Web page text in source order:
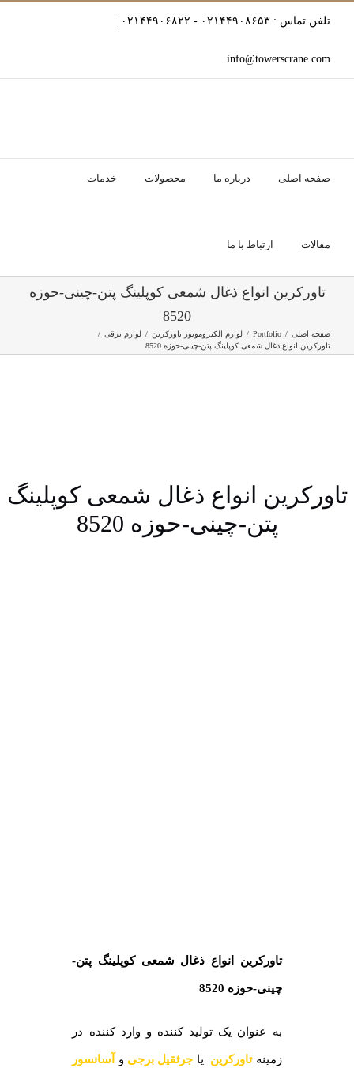
تلفن تماس : ۰۲۱۴۴۹۰۸۶۵۳ - ۰۲۱۴۴۹۰۶۸۲۲
info@towerscrane.com
صفحه اصلی درباره ما محصولات خدمات
مقالات ارتباط با ما
تاورکرین انواع ذغال شمعی کوپلینگ پتن-چینی-حوزه
8520
صفحه اصلی Portfolio لوازم الکتروموتور تاورکرین
لوازم برقی
تاورکرین انواع ذغال شمعی کوپلینگ پتن-چینی-حوزه 8520
تاورکرین انواع ذغال شمعی کوپلینگ
پتن-چینی-حوزه 8520
تاورکرین انواع ذغال شمعی کوپلینگ پتن-
چینی-حوزه 8520
به عنوان یک تولید کننده و وارد کننده در
زمینهتاورکرین یا جرثقیل برجی و آسانسور